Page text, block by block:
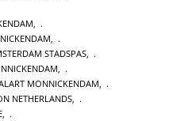
STADSPAS
MONNICKENDAM
NETHERLANDS